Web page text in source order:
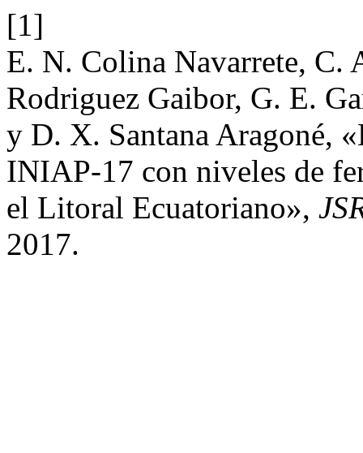
[1]
E. N. Colina Navarrete, C.
Rodriguez Gaibor, G. E.
y D. X. Santana Aragoné,
INIAP-17 con niveles de
el Litoral Ecuatoriano»,
2017.